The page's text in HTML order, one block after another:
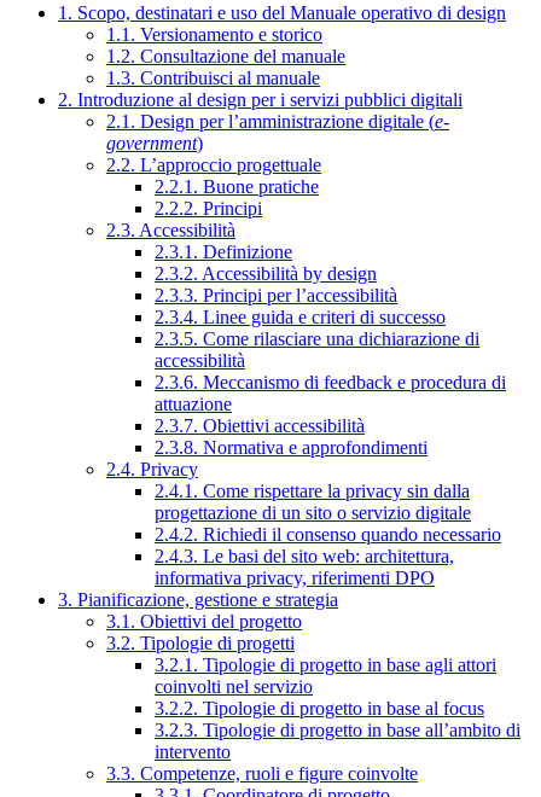
1. Scopo, destinatari e uso del Manuale operativo di design
1.1. Versionamento e storico
1.2. Consultazione del manuale
1.3. Contribuisci al manuale
2. Introduzione al design per i servizi pubblici digitali
2.1. Design per l’amministrazione digitale (e-
government)
2.2. L’approccio progettuale
2.2.1. Buone pratiche
2.2.2. Principi
2.3. Accessibilità
2.3.1. Definizione
2.3.2. Accessibilità by design
2.3.3. Principi per l’accessibilità
2.3.4. Linee guida e criteri di successo
2.3.5. Come rilasciare una dichiarazione di
accessibilità
2.3.6. Meccanismo di feedback e procedura di
attuazione
2.3.7. Obiettivi accessibilità
2.3.8. Normativa e approfondimenti
2.4. Privacy
2.4.1. Come rispettare la privacy sin dalla
progettazione di un sito o servizio digitale
2.4.2. Richiedi il consenso quando necessario
2.4.3. Le basi del sito web: architettura,
informativa privacy, riferimenti DPO
3. Pianificazione, gestione e strategia
3.1. Obiettivi del progetto
3.2. Tipologie di progetti
3.2.1. Tipologie di progetto in base agli attori
coinvolti nel servizio
3.2.2. Tipologie di progetto in base al focus
3.2.3. Tipologie di progetto in base all’ambito di
intervento
3.3. Competenze, ruoli e figure coinvolte